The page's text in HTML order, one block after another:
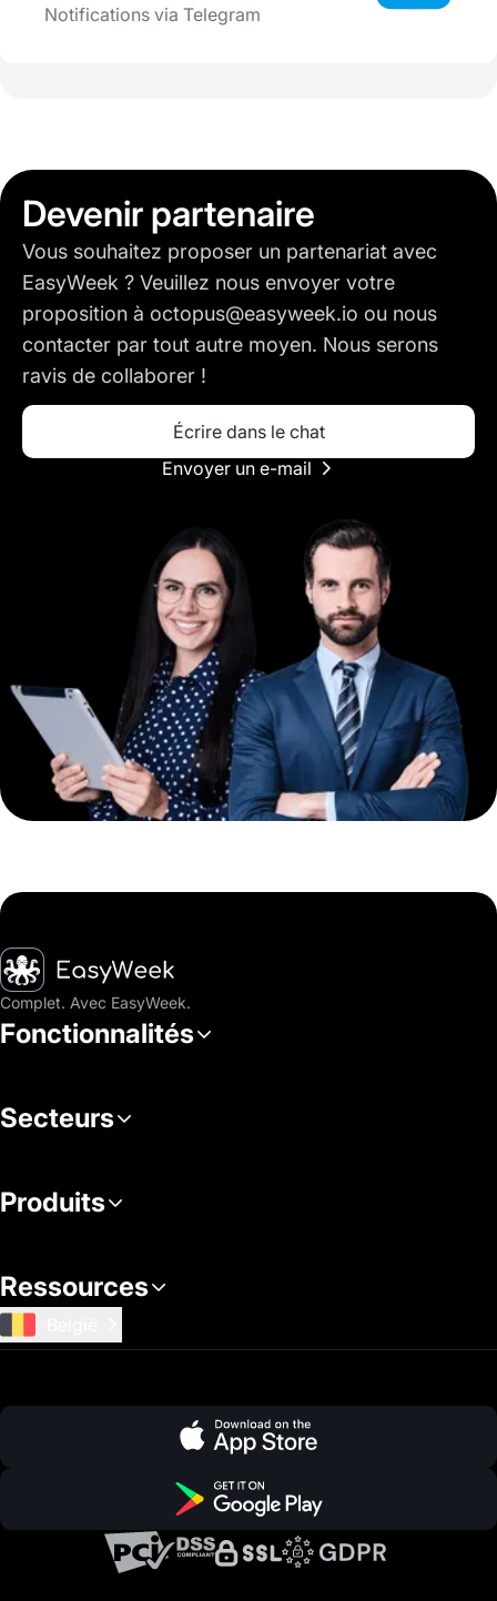
Notifications via Telegram
Devenir partenaire
Vous souhaitez proposer un partenariat avec
EasyWeek ? Veuillez nous envoyer votre
proposition à octopus@easyweek.io ou nous
contacter par tout autre moyen. Nous serons
ravis de collaborer !
Écrire dans le chat
Envoyer un e-mail
Accueil
Complet. Avec EasyWeek.
Fonctionnalités
Secteurs
Produits
Ressources